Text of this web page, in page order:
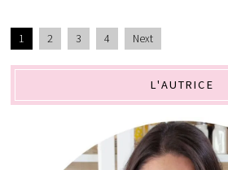
1 2 3 4 Next
L'AUTRICE